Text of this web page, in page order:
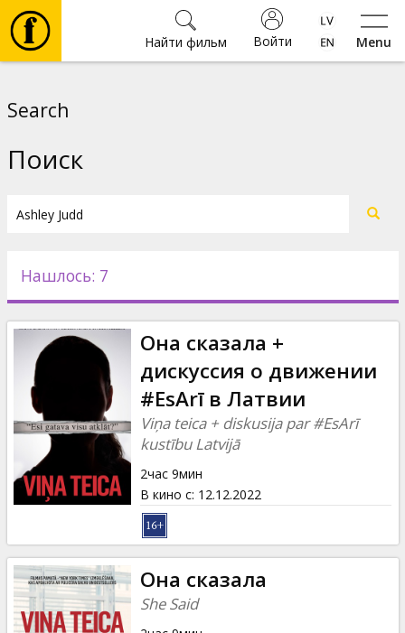
Menu
Войти
Найти фильм
Новости
Подарки
Кинозакуски
B2B
Search
Поиск
Нашлось: 7
Она сказала +
дискуссия о движении
#EsArī в Латвии
Viņa teica + diskusija par #EsArī
kustību Latvijā
2час 9мин
В кино с: 12.12.2022
Она сказала
She Said